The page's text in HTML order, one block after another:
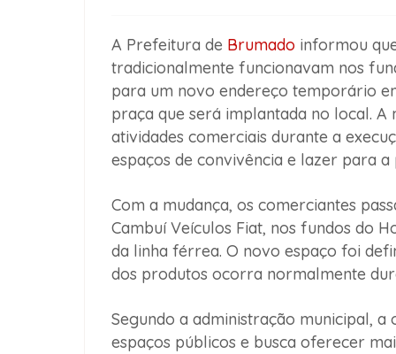
A Prefeitura de Brumado informou
tradicionalmente funcionavam nos
para um novo endereço temporário
praça que será implantada no local.
atividades comerciais durante a
espaços de convivência e lazer para a
Com a mudança, os comerciantes
Cambuí Veículos Fiat, nos fundos do
da linha férrea. O novo espaço foi
dos produtos ocorra normalmente
Segundo a administração municipal,
espaços públicos e busca oferecer